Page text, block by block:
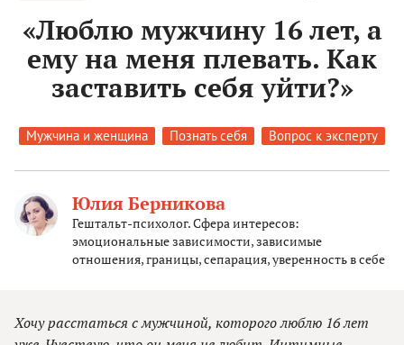
«Люблю мужчину 16 лет, а
ему на меня плевать. Как
заставить себя уйти?»
Мужчина и женщина Познать себя Вопрос к эксперту
Юлия Берникова
Гештальт-психолог. Сфера интересов:
эмоциональные зависимости, зависимые
отношения, границы, сепарация, уверенность в себе
Хочу расстаться с мужчиной, которого люблю 16 лет